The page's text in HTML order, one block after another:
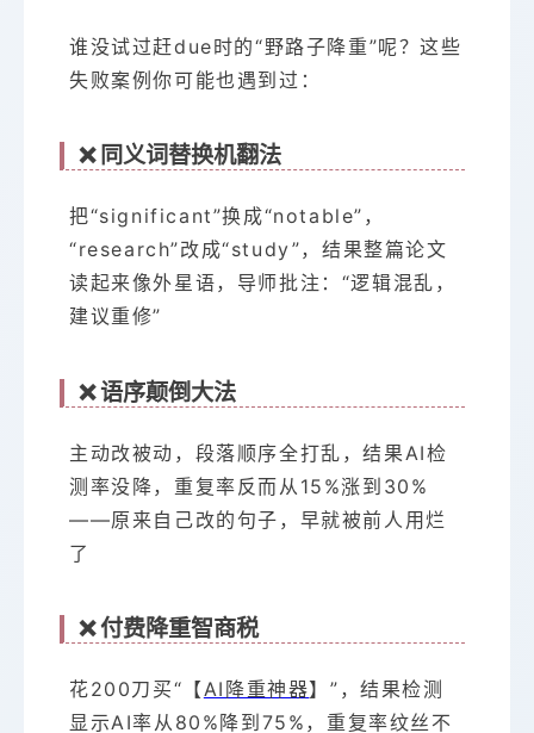
谁没试过赶due时的“野路子降重”呢？这些
失败案例你可能也遇到过：
❌ 同义词替换机翻法
把“significant”换成“notable”，
“research”改成“study”，结果整篇论文
读起来像外星语，导师批注：“逻辑混乱，
建议重修”
❌ 语序颠倒大法
主动改被动，段落顺序全打乱，结果AI检
测率没降，重复率反而从15%涨到30%
——原来自己改的句子，早就被前人用烂
了
❌ 付费降重智商税
花200刀买“【AI降重神器】”，结果检测
显示AI率从80%降到75%，重复率纹丝不